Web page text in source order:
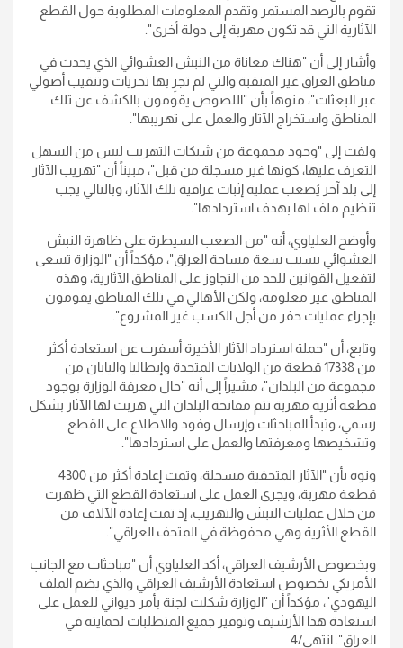
تقوم بالرصد المستمر وتقدم المعلومات المطلوبة حول القطع
الآثارية التي قد تكون مهربة إلى دولة أخرى".
وأشار إلى أن "هناك معاناة من النبش العشوائي الذي يحدث في
مناطق العراق غير المنقبة والتي لم تجرِ بها تحريات وتنقيب أصولي
عبر البعثات"، منوهاً بأن "اللصوص يقومون بالكشف عن تلك
المناطق واستخراج الآثار والعمل على تهريبها".
ولفت إلى "وجود مجموعة من شبكات التهريب ليس من السهل
التعرف عليها، كونها غير مسجلة من قبل"، مبيناً أن "تهريب الآثار
إلى بلد آخر يُصعب عملية إثبات عراقية تلك الآثار، وبالتالي يجب
تنظيم ملف لها بهدف استردادها".
وأوضح العلياوي، أنه "من الصعب السيطرة على ظاهرة النبش
العشوائي بسبب سعة مساحة العراق"، مؤكداً أن "الوزارة تسعى
لتفعيل القوانين للحد من التجاوز على المناطق الآثارية، وهذه
المناطق غير معلومة، ولكن الأهالي في تلك المناطق يقومون
بإجراء عمليات حفر من أجل الكسب غير المشروع".
وتابع، أن "حملة استرداد الآثار الأخيرة أسفرت عن استعادة أكثر
من 17338 قطعة من الولايات المتحدة وإيطاليا واليابان من
مجموعة من البلدان"، مشيراً إلى أنه "حال معرفة الوزارة بوجود
قطعة أثرية مهربة تتم مفاتحة البلدان التي هربت لها الآثار بشكل
رسمي، وتبدأ المباحثات وإرسال وفود والاطلاع على القطع
وتشخيصها ومعرفتها والعمل على استردادها".
ونوه بأن "الآثار المتحفية مسجلة، وتمت إعادة أكثر من 4300
قطعة مهربة، ويجرى العمل على استعادة القطع التي ظهرت
من خلال عمليات النبش والتهريب، إذ تمت إعادة الآلاف من
القطع الأثرية وهي محفوظة في المتحف العراقي".
وبخصوص الأرشيف العراقي، أكد العلياوي أن "مباحثات مع الجانب
الأمريكي بخصوص استعادة الأرشيف العراقي والذي يضم الملف
اليهودي"، مؤكداً أن "الوزارة شكلت لجنة بأمر ديواني للعمل على
استعادة هذا الأرشيف وتوفير جميع المتطلبات لحمايته في
العراق". انتهى/4